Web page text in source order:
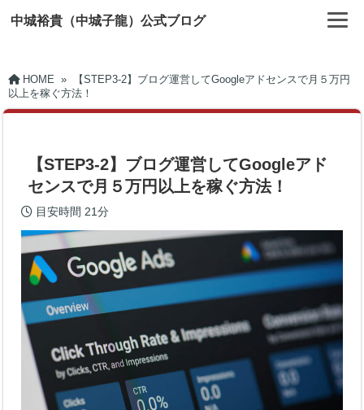
中城裕貴（中城子龍）公式ブログ
HOME »
【STEP3-2】ブログ運営してGoogleアドセンスで月５万円
以上を稼ぐ方法！
【STEP3-2】ブログ運営してGoogleアド
センスで月５万円以上を稼ぐ方法！
目安時間 21分